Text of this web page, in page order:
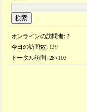
オンラインの訪問者: 3
今日の訪問数: 139
トータル訪問:287103